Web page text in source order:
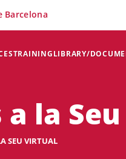
TRAININGLIBRARY/
Barcelona
a la
SEU VIRTUAL